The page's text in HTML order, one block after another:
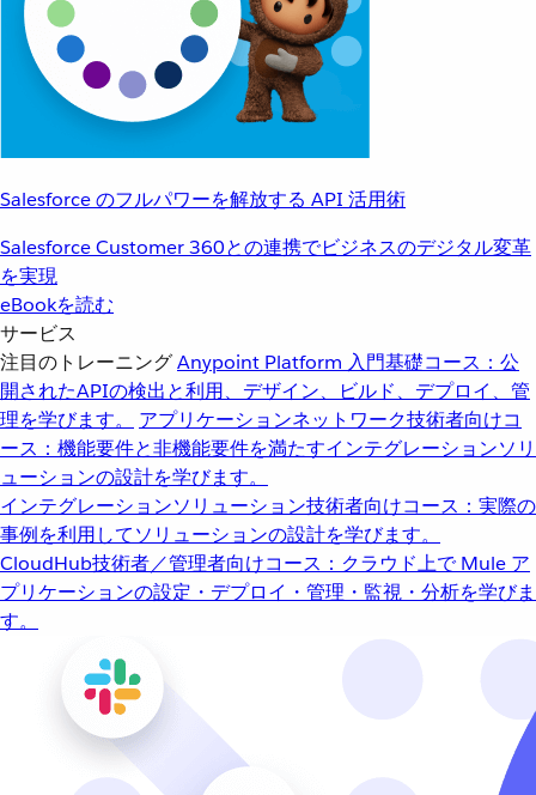
Salesforce のフルパワーを解放する API 活用術
Salesforce Customer 360との連携でビジネスのデジタル変革
を実現
eBookを読む
サービス
注目のトレーニングAnypoint Platform 入門基礎コース：公
開されたAPIの検出と利用、デザイン、ビルド、デプロイ、管
理を学びます。
アプリケーションネットワーク技術者向けコ
ース：機能要件と非機能要件を満たすインテグレーションソリ
ューションの設計を学びます。
インテグレーションソリューション技術者向けコース：実際の
事例を利用してソリューションの設計を学びます。
CloudHub技術者／管理者向けコース：クラウド上で Mule ア
プリケーションの設定・デプロイ・管理・監視・分析を学びま
す。